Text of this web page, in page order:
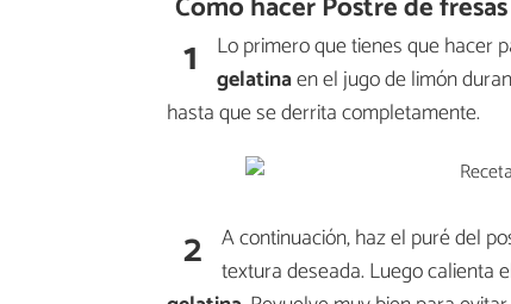
1 Lo primero que tienes que hacer
gelatinaen el jugo de limón
hasta que se derrita completamente.
2 A continuación, haz el puré del
textura deseada. Luego calienta